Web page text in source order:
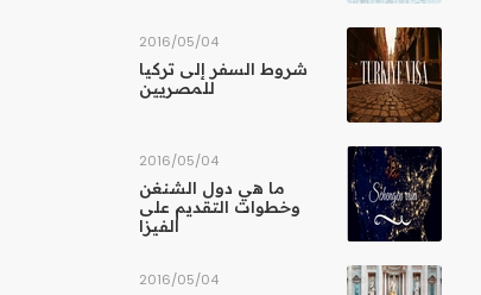
04‏/05‏/2016
شروط السفر إلى تركيا
للمصريين
04‏/05‏/2016
ما هي دول الشنغن
وخطوات التقديم على
الفيزا
04‏/05‏/2016